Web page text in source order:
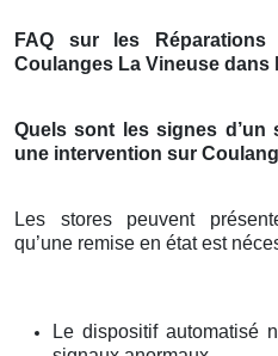
FAQ sur les
Coulanges La Vineuse dans
Quels sont les signes d’un
une intervention sur
Les stores peuvent
qu’une remise en état est
Le dispositif automatisé